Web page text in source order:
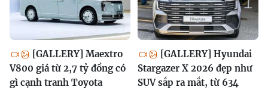
[GALLERY] Maextro
V800 giá từ 2,7 tỷ đồng có
gì cạnh tranh Toyota
[GALLERY] Hyundai
Stargazer X 2026 đẹp như
SUV sắp ra mắt, từ 634